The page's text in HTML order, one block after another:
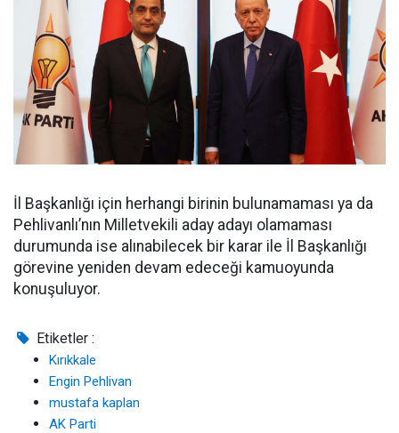
İl Başkanlığı için herhangi birinin bulunamaması ya da
Pehlivanlı’nın Milletvekili aday adayı olamaması
durumunda ise alınabilecek bir karar ile İl Başkanlığı
görevine yeniden devam edeceği kamuoyunda
konuşuluyor.
Etiketler :
Kırıkkale
Engin Pehlivan
mustafa kaplan
AK Parti